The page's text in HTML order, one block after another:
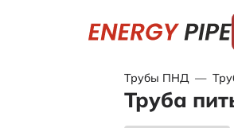
Трубы ПНД —
Труба